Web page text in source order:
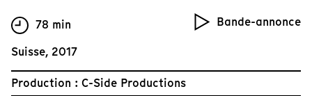
Bande-annonce
78 min
Suisse, 2017
Production : C-Side Productions